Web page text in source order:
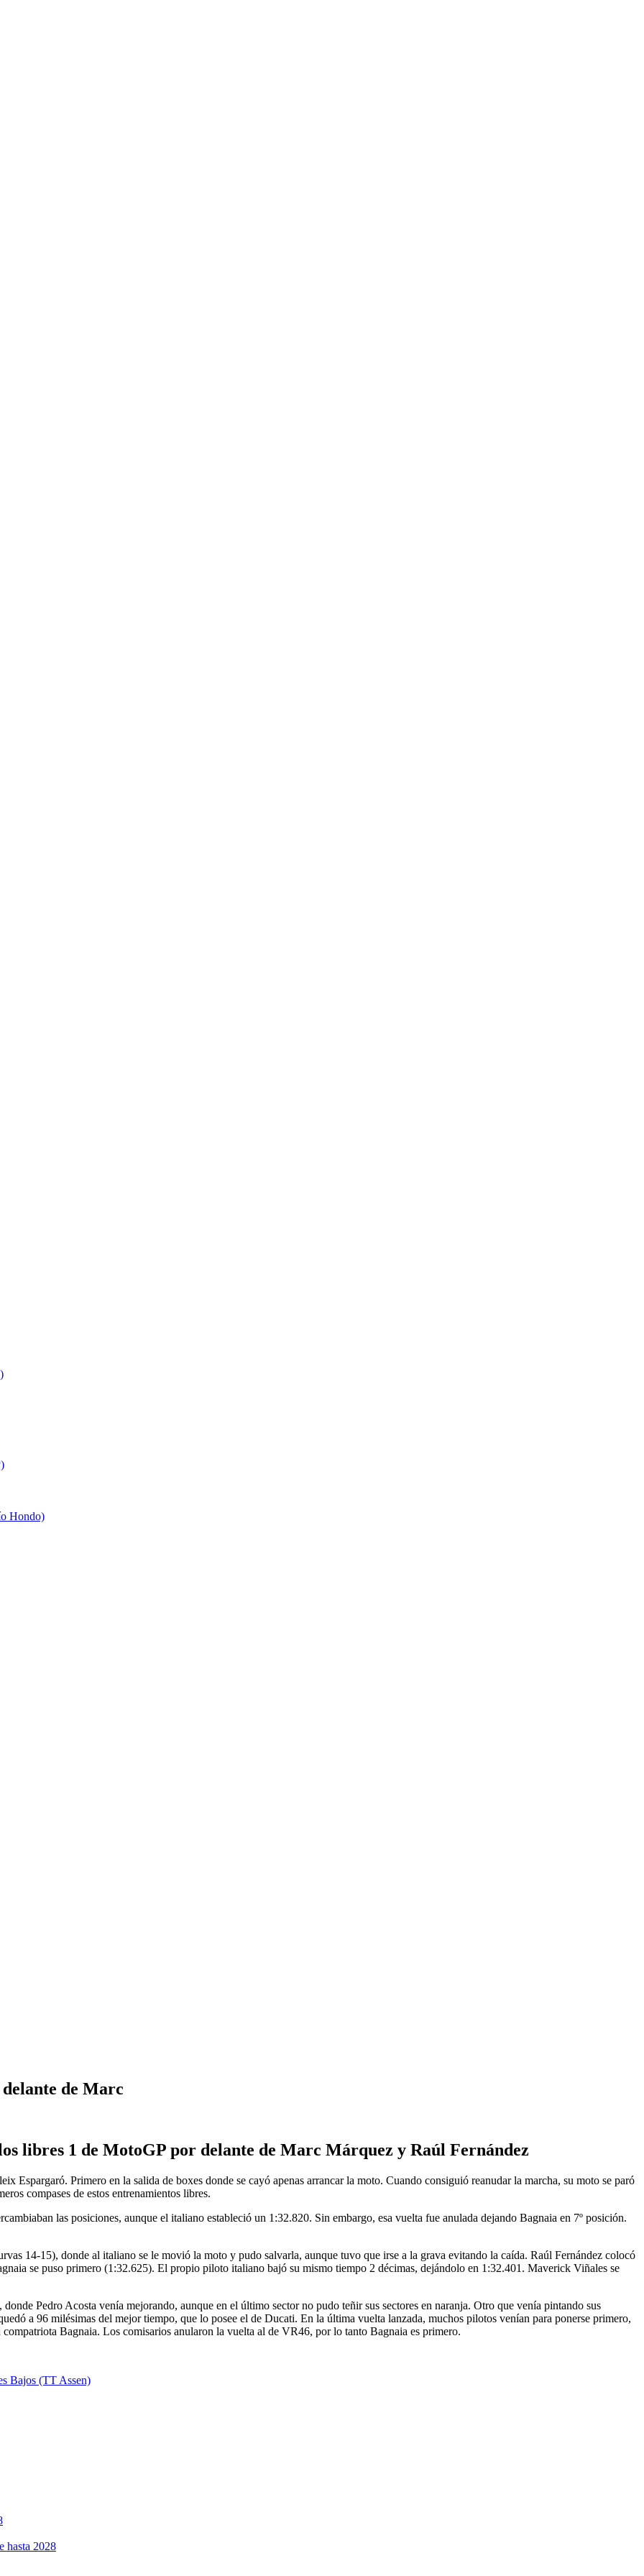
Hondo)
de Marc
libres 1 de MotoGP por delante de Marc Márquez y Raúl Fernández
Espargaró. Primero en la salida de boxes donde se cayó apenas arrancar la moto. Cuando consiguió reanudar la marcha, su moto se paró
compases de estos entrenamientos libres.
las posiciones, aunque el italiano estableció un 1:32.820. Sin embargo, esa vuelta fue anulada dejando Bagnaia en 7º posición.
14-15), donde al italiano se le movió la moto y pudo salvarla, aunque tuvo que irse a la grava evitando la caída. Raúl Fernández colocó
se puso primero (1:32.625). El propio piloto italiano bajó su mismo tiempo 2 décimas, dejándolo en 1:32.401. Maverick Viñales se
Pedro Acosta venía mejorando, aunque en el último sector no pudo teñir sus sectores en naranja. Otro que venía pintando sus
a 96 milésimas del mejor tiempo, que lo posee el de Ducati. En la última vuelta lanzada, muchos pilotos venían para ponerse primero,
Bagnaia. Los comisarios anularon la vuelta al de VR46, por lo tanto Bagnaia es primero.
Bajos (TT Assen)
hasta 2028